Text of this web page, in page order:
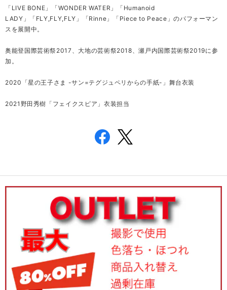
「LIVE BONE」「WONDER WATER」「Humanoid
LADY」「FLY,FLY,FLY」「Rinne」「Piece to Peace」のパフォーマン
スを展開中。
奥能登国際芸術祭2017、大地の芸術祭2018、瀬戸内国際芸術祭2019に参
加。
2020「星の王子さま -サン=テグジュペリからの手紙-」舞台衣装
2021野田秀樹「フェイクスピア」衣装担当